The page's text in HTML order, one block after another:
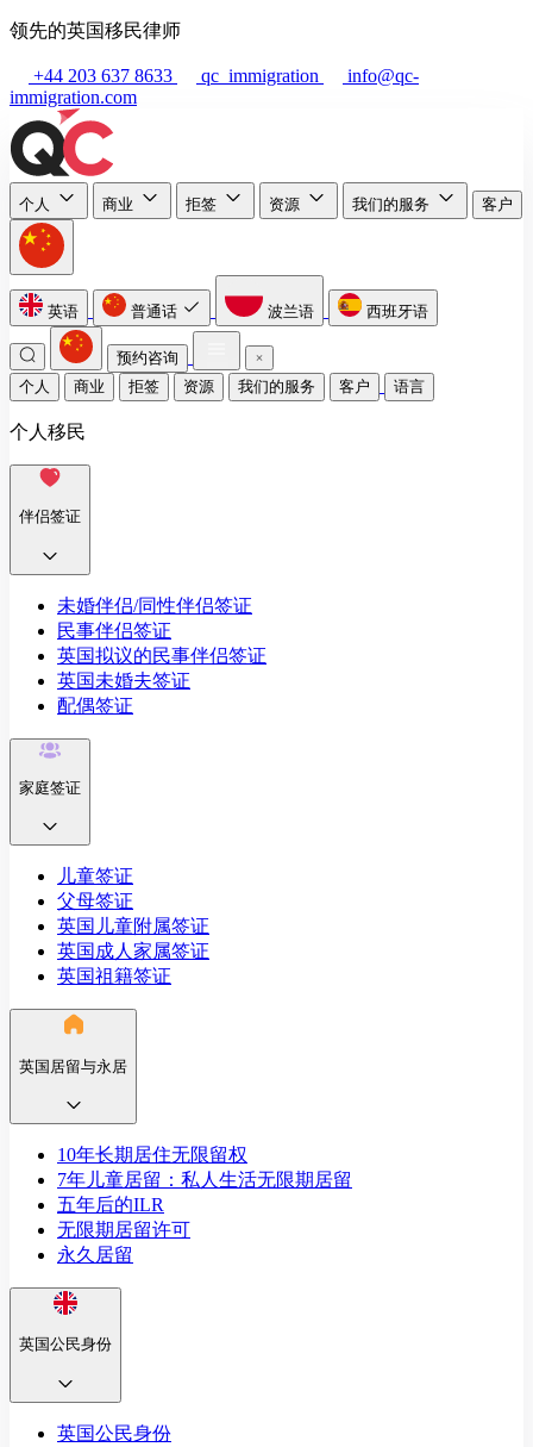
领先的英国移民律师
+44 203 637 8633 qc_immigration
info@qc-
immigration.com
个人 商业 拒签 资源 我们的服务 客户
英语 普通话 波兰语 西班牙语
预约咨询
个人
商业 拒签 资源 我们的服务 客户 语言
个人移民
伴侣签证
未婚伴侣/同性伴侣签证
民事伴侣签证
英国拟议的民事伴侣签证
英国未婚夫签证
配偶签证
家庭签证
儿童签证
父母签证
英国儿童附属签证
英国成人家属签证
英国祖籍签证
英国居留与永居
10年长期居住无限留权
7年儿童居留：私人生活无限期居留
五年后的ILR
无限期居留许可
永久居留
英国公民身份
英国公民身份